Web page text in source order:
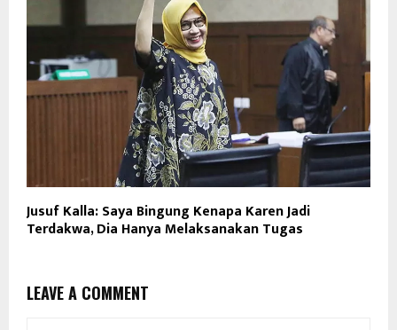
Jusuf Kalla: Saya Bingung Kenapa Karen Jadi
Terdakwa, Dia Hanya Melaksanakan Tugas
LEAVE A COMMENT